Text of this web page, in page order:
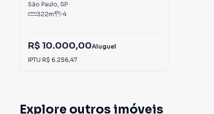
São Paulo, SP
322m² 4
R$ 10.000,00Aluguel
IPTU R$ 6.256,47
Explore outros imóveis